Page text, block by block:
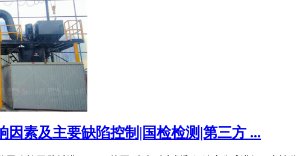
因素及主要缺陷控制|国检检测|第三方 ...